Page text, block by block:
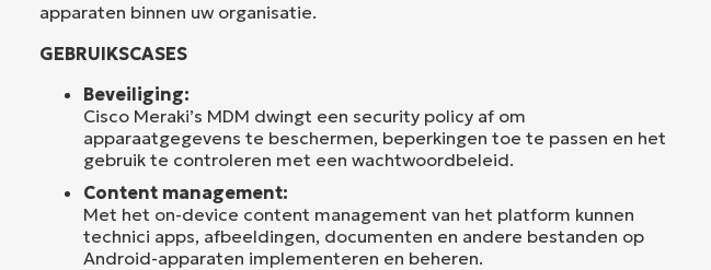
apparaten binnen uw organisatie.
GEBRUIKSCASES
Beveiliging:
Cisco Meraki’s MDM dwingt een security policy af om
apparaatgegevens te beschermen, beperkingen toe te passen en het
gebruik te controleren met een wachtwoordbeleid.
Content management:
Met het on-device content management van het platform kunnen
technici apps, afbeeldingen, documenten en andere bestanden op
Android-apparaten implementeren en beheren.